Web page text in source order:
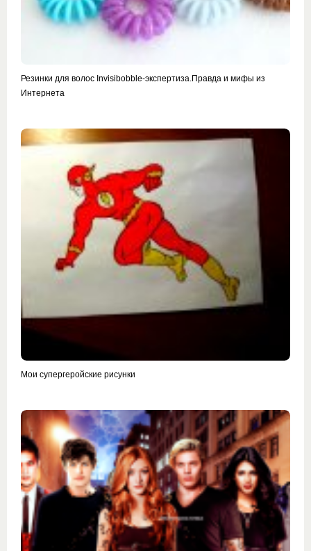
Резинки для волос Invisibobble-экспертиза.Правда и мифы из
Интернета
Мои супергеройские рисунки